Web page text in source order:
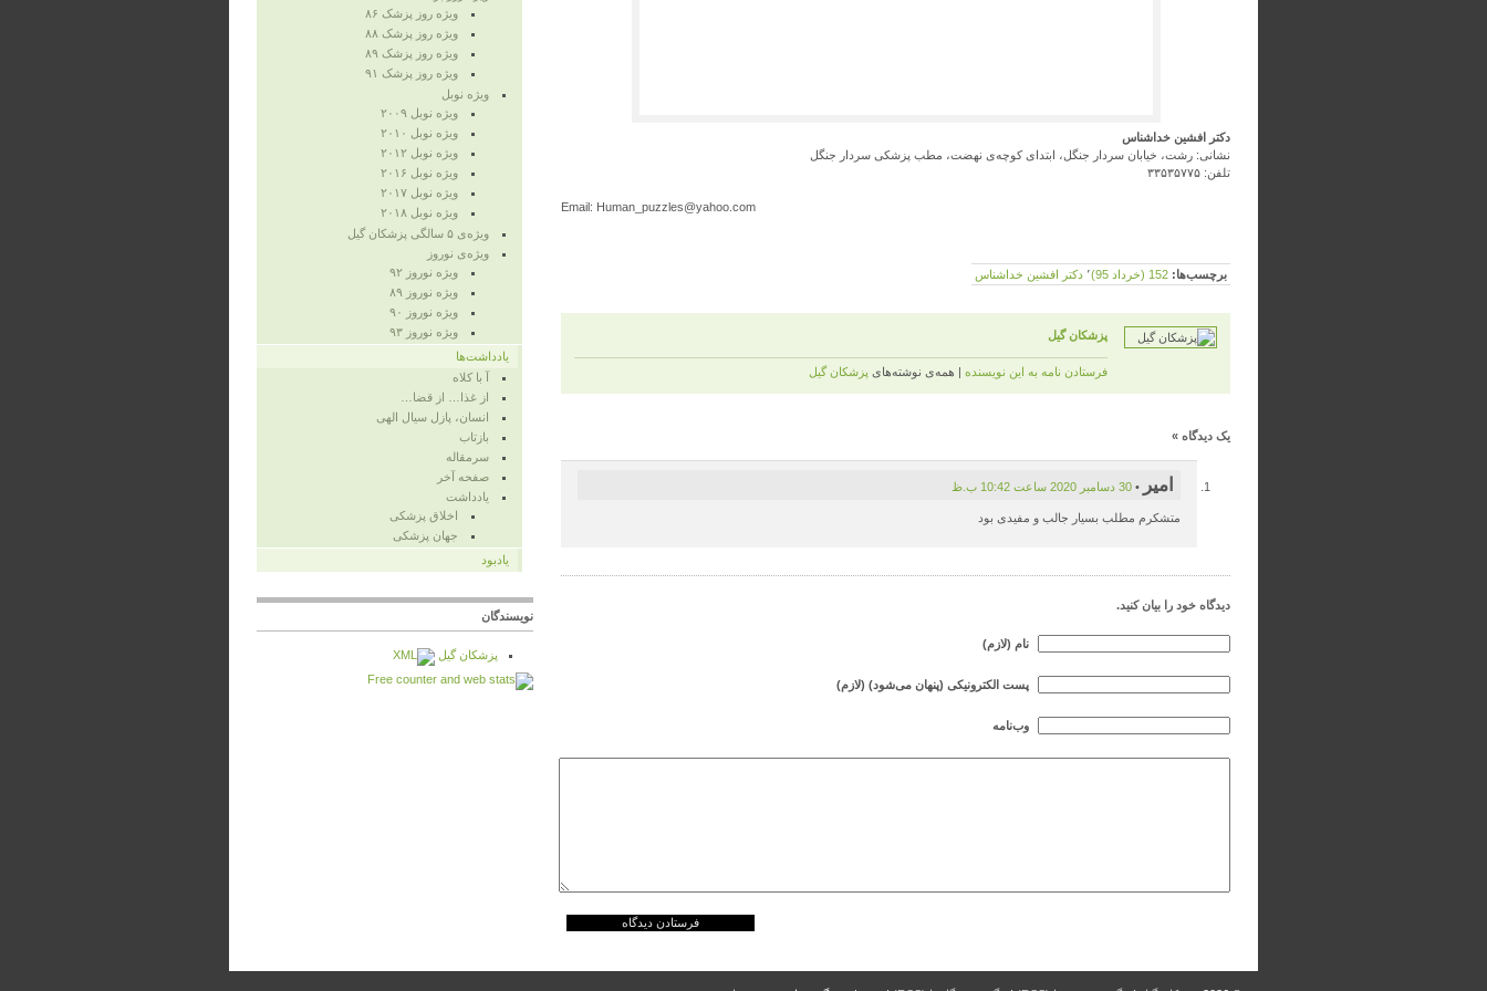
دکتر افشین خدا‌شناس
نشانی: رشت، خیابان سردار جنگل، ابتدای کوچه‌ی نهضت، مطب پزشکی سردار جنگل
تلفن: ۳۳۵۳۵۷۷۵
Email: Human_puzzles@yahoo.com
برچسب‌ها: 152 (خرداد 95) ٬ دکتر افشین خداشناس
پزشكان گيل
فرستادن نامه به این نویسنده | همه‌ی نوشته‌های پزشكان گيل
یک دیدگاه »
امیر • 30 دسامبر 2020 ساعت 10:42 ب.ظ
متشکرم مطلب بسیار جالب و مفیدی بود
دیدگاه خود را بیان کنید.
نام (لازم)
پست الکترونیکی (پنهان می‌شود) (لازم)
وب‌نامه
ویژه روز پزشک ۸۶
ویژه‌ روز پزشک ۸۸
ویژه‌ روز پزشک ۸۹
ویژه‌ روز پزشک ۹۱
ویژه‌ نوبل
ویژه‌ نوبل ۲۰۰۹
ویژه‌ نوبل ۲۰۱۰
ویژه‌ نوبل ۲۰۱۲
ویژه نوبل ۲۰۱۶
ویژه نوبل ۲۰۱۷
ویژه نوبل ۲۰۱۸
ویژه‌ی ۵ سالگی پزشکان گیل
ویژه‌ی نوروز
ویژه‌ نوروز ۹۲
ویژه‌ نوروز ۸۹
ویژه‌ نوروز ۹۰
ویژه‌ نوروز ۹۳
یادداشت‌ها
آ با کلاه
از غذا… از قضا…
انسان، پازل سیال الهی
بازتاب
سرمقاله
صفحه‌ آخر
یادداشت
اخلاق پزشکی
جهان پزشکی
یادبود
نویسندگان
پزشكان گيل